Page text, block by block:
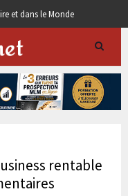
et dans le Monde
rentable